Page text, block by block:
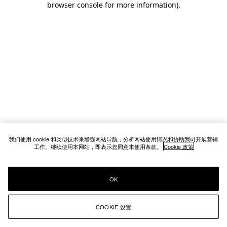
browser console for more information).
我们使用 cookie 和类似技术来增强网站导航，分析网站使用情况和协助我司开展营销
工作。继续使用本网站，即表示您同意本使用条款。 Cookie 政策
COOKIE 设置
OK